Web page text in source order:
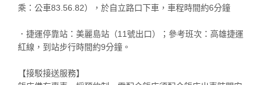
乘：公車83.56.82），於自立路口下車，車程時間約6分鐘
．捷運停靠站：美麗島站（11號出口）；參考班次：高雄捷運
紅線，到站步行時間約9分鐘。
【接駁接送服務】